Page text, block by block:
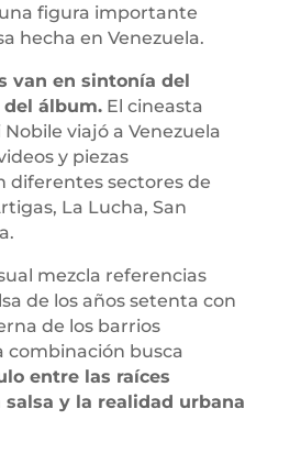
una figura importante
hecha en Venezuela.
van en sintonía del
álbum.El cineasta
viajó a Venezuela
y piezas
diferentes sectores de
La Lucha, San
mezcla referencias
de los años setenta con
de los barrios
combinación busca
entre las raíces
salsa y la realidad urbana